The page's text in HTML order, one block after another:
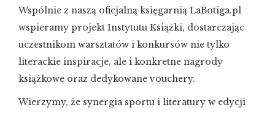
Wspólnie z naszą oficjalną księgarnią LaBotiga.pl
wspieramy projekt Instytutu Książki, dostarczając
uczestnikom warsztatów i konkursów nie tylko
literackie inspiracje, ale i konkretne nagrody
książkowe oraz dedykowane vouchery.
Wierzymy, że synergia sportu i literatury w edycji